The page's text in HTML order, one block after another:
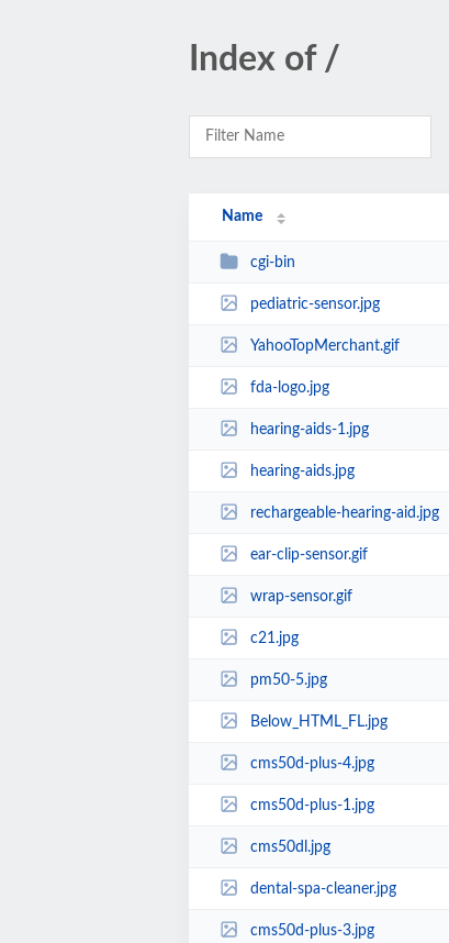
Index of /
Name
cgi-bin
pediatric-sensor.jpg
YahooTopMerchant.gif
fda-logo.jpg
hearing-aids-1.jpg
hearing-aids.jpg
rechargeable-hearing-aid.jpg
ear-clip-sensor.gif
wrap-sensor.gif
c21.jpg
pm50-5.jpg
Below_HTML_FL.jpg
cms50d-plus-4.jpg
cms50d-plus-1.jpg
cms50dl.jpg
dental-spa-cleaner.jpg
cms50d-plus-3.jpg